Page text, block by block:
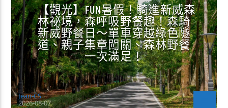
【觀光】FUN暑假！騎進新威森
林祕境，森呼吸野餐趣！森騎
新威野餐日～單車穿越綠色隧
道、親子集章闖關、森林野餐
一次滿足！
Jean-CS
2026-08-07